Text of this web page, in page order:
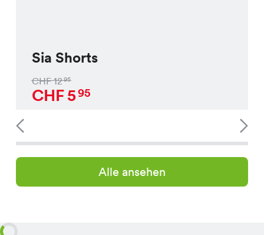
Sia Shorts
CHF1295
CHF595
Alle ansehen